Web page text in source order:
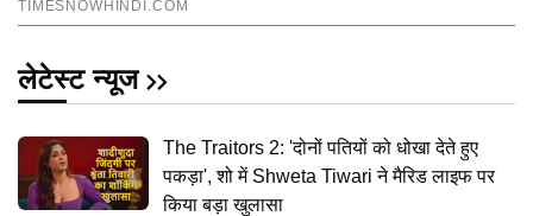
लेटेस्ट न्यूज
The Traitors 2: 'दोनों पतियों को धोखा देते हुए
पकड़ा', शो में Shweta Tiwari ने मैरिड लाइफ पर
किया बड़ा खुलासा